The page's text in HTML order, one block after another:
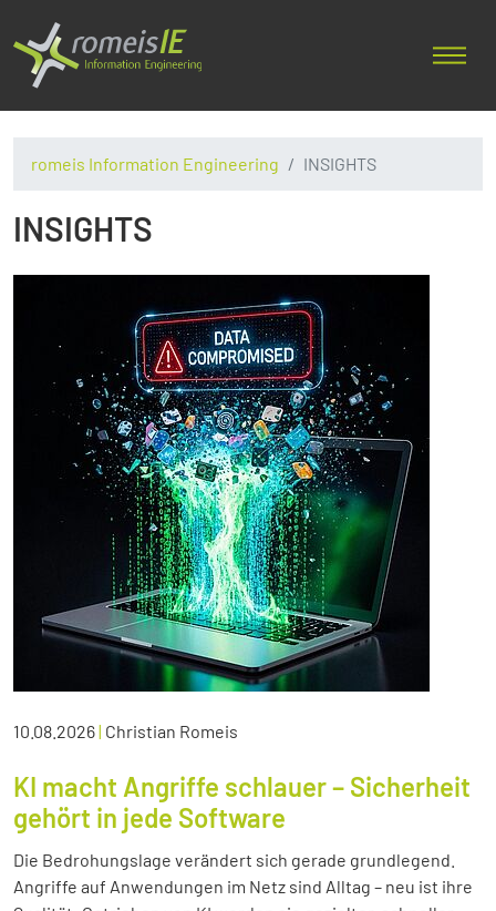
romeis Information Engineering INSIGHTS
INSIGHTS
10.08.2026| Christian Romeis
KI macht Angriffe schlauer – Sicherheit
gehört in jede Software
Die Bedrohungslage verändert sich gerade grundlegend.
Angriffe auf Anwendungen im Netz sind Alltag – neu ist ihre